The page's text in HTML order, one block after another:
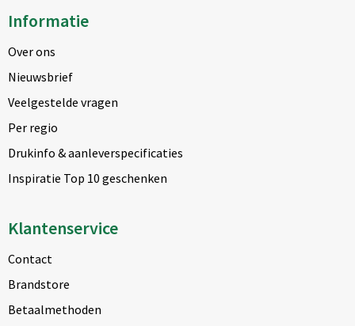
Informatie
Over ons
Nieuwsbrief
Veelgestelde vragen
Per regio
Drukinfo & aanleverspecificaties
Inspiratie Top 10 geschenken
Klantenservice
Contact
Brandstore
Betaalmethoden